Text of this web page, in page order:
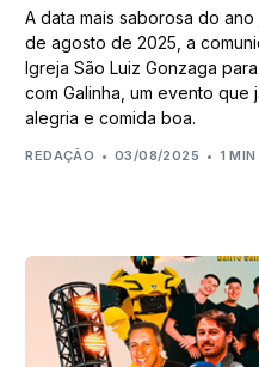
A data mais saborosa do
de agosto de 2025, a
Igreja São Luiz Gonzaga
com Galinha, um evento que
alegria e comida boa.
REDAÇÃO 03/08/2025 1 MIN